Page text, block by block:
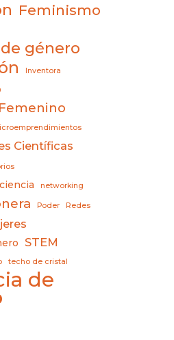
Feminismo
género
Inventora
Científicas
networking
Poder Redes
STEM
techo de cristal
de